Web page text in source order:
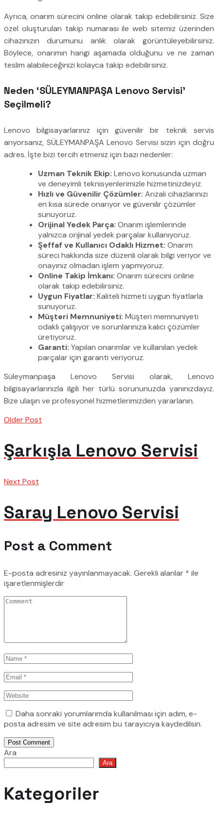
Ayrıca, onarım sürecini online olarak takip edebilirsiniz. Size
özel oluşturulan takip numarası ile web sitemiz üzerinden
cihazınızın durumunu anlık olarak görüntüleyebilirsiniz.
Böylece, onarımın hangi aşamada olduğunu ve ne zaman
teslim alabileceğinizi kolayca takip edebilirsiniz.
Neden ‘SÜLEYMANPAŞA Lenovo Servisi’
Seçilmeli?
Lenovo bilgisayarlarınız için güvenilir bir teknik servis
arıyorsanız, SÜLEYMANPAŞA Lenovo Servisi sizin için doğru
adres. İşte bizi tercih etmeniz için bazı nedenler:
Uzman Teknik Ekip: Lenovo konusunda uzman
ve deneyimli teknisyenlerimizle hizmetinizdeyiz.
Hızlı ve Güvenilir Çözümler: Arızalı cihazlarınızı
en kısa sürede onarıyor ve güvenilir çözümler
sunuyoruz.
Orijinal Yedek Parça: Onarım işlemlerinde
yalnızca orijinal yedek parçalar kullanıyoruz.
Şeffaf ve Kullanıcı Odaklı Hizmet: Onarım
süreci hakkında size düzenli olarak bilgi veriyor ve
onayınız olmadan işlem yapmıyoruz.
Online Takip İmkanı: Onarım sürecini online
olarak takip edebilirsiniz.
Uygun Fiyatlar: Kaliteli hizmeti uygun fiyatlarla
sunuyoruz.
Müşteri Memnuniyeti: Müşteri memnuniyeti
odaklı çalışıyor ve sorunlarınıza kalıcı çözümler
üretiyoruz.
Garanti: Yapılan onarımlar ve kullanılan yedek
parçalar için garanti veriyoruz.
Süleymanpaşa Lenovo Servisi olarak, Lenovo
bilgisayarlarınızla ilgili her türlü sorununuzda yanınızdayız.
Bize ulaşın ve profesyonel hizmetlerimizden yararlanın.
Older Post
Şarkışla Lenovo Servisi
Next Post
Saray Lenovo Servisi
Post a Comment
E-posta adresiniz yayınlanmayacak. Gerekli alanlar * ile
işaretlenmişlerdir
Daha sonraki yorumlarımda kullanılması için adım, e-
posta adresim ve site adresim bu tarayıcıya kaydedilsin.
Post Comment
Ara
Ara
Kategoriler